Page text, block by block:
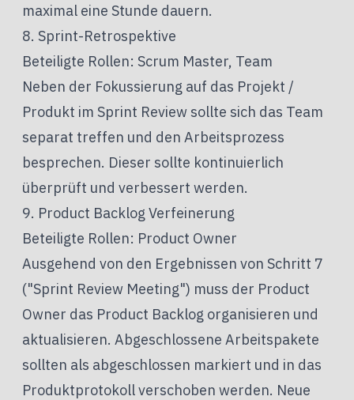
maximal eine Stunde dauern.
8. Sprint-Retrospektive
Beteiligte Rollen: Scrum Master, Team
Neben der Fokussierung auf das Projekt /
Produkt im Sprint Review sollte sich das Team
separat treffen und den Arbeitsprozess
besprechen. Dieser sollte kontinuierlich
überprüft und verbessert werden.
9. Product Backlog Verfeinerung
Beteiligte Rollen: Product Owner
Ausgehend von den Ergebnissen von Schritt 7
("Sprint Review Meeting") muss der Product
Owner das Product Backlog organisieren und
aktualisieren. Abgeschlossene Arbeitspakete
sollten als abgeschlossen markiert und in das
Produktprotokoll verschoben werden. Neue